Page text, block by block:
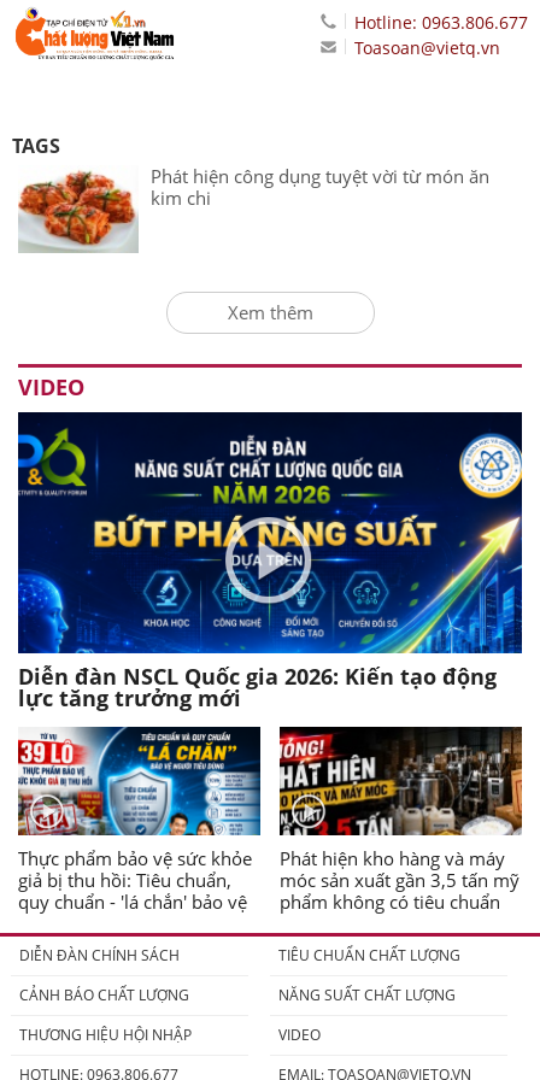
Hotline: 0963.806.677
Toasoan@vietq.vn
TAGS
Phát hiện công dụng tuyệt vời từ món ăn
kim chi
Xem thêm
VIDEO
Diễn đàn NSCL Quốc gia 2026: Kiến tạo động
lực tăng trưởng mới
Thực phẩm bảo vệ sức khỏe
giả bị thu hồi: Tiêu chuẩn,
quy chuẩn - 'lá chắn' bảo vệ
Phát hiện kho hàng và máy
móc sản xuất gần 3,5 tấn mỹ
phẩm không có tiêu chuẩn
DIỄN ĐÀN CHÍNH SÁCH
TIÊU CHUẨN CHẤT LƯỢNG
CẢNH BÁO CHẤT LƯỢNG
NĂNG SUẤT CHẤT LƯỢNG
THƯƠNG HIỆU HỘI NHẬP
VIDEO
HOTLINE: 0963.806.677
EMAIL:TOASOAN@VIETQ.VN